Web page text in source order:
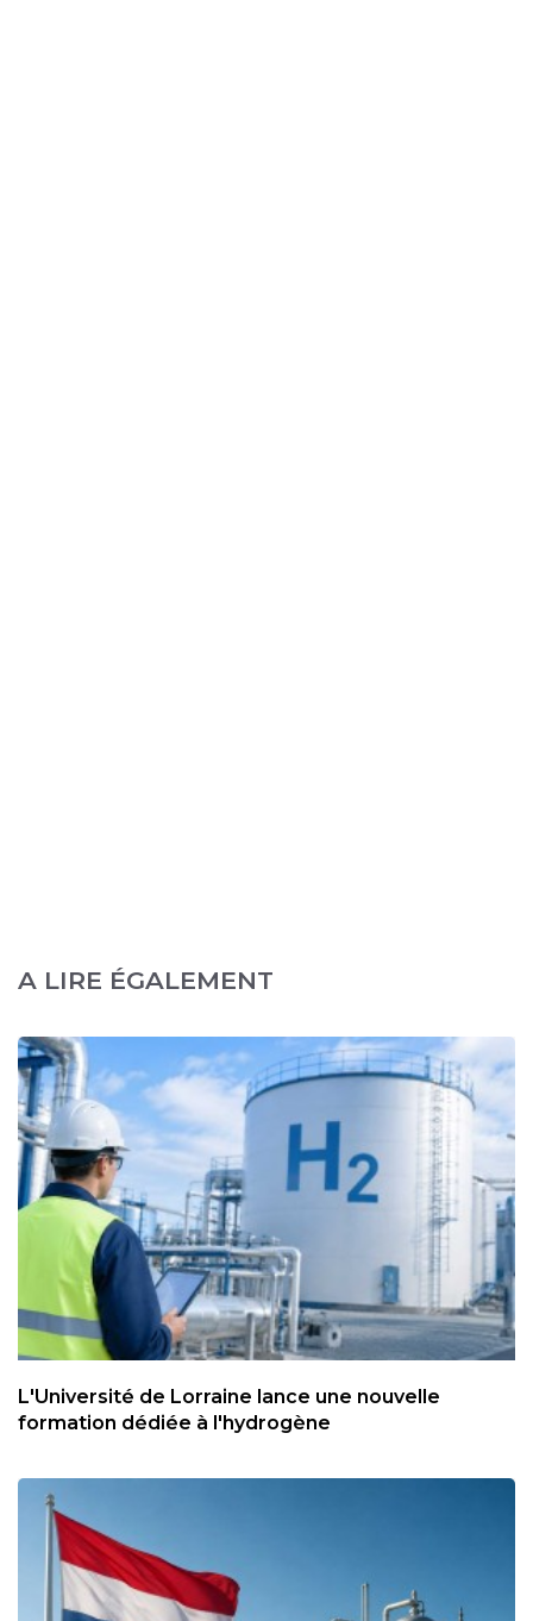
A LIRE ÉGALEMENT
L'Université de Lorraine lance une nouvelle
formation dédiée à l'hydrogène